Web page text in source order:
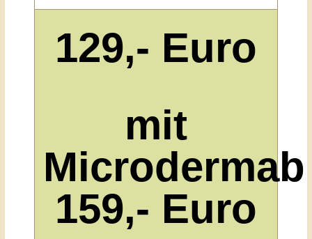
129,- Euro
mit
159,- Euro